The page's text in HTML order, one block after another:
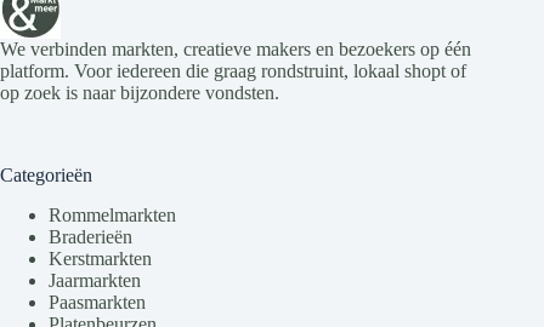
We verbinden markten, creatieve makers en bezoekers op één
platform. Voor iedereen die graag rondstruint, lokaal shopt of
op zoek is naar bijzondere vondsten.
Categorieën
Rommelmarkten
Braderieën
Kerstmarkten
Jaarmarkten
Paasmarkten